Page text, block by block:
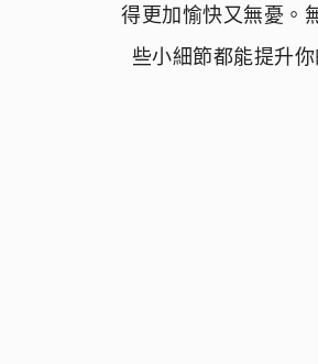
得更加愉快又無憂。
些小細節都能提升